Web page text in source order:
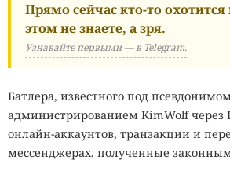
Прямо сейчас кто-то охотится
этом не знаете, а зря.
Узнавайте первыми — в Telegram.
Батлера, известного под
администрированием KimWolf через
онлайн-аккаунтов, транзакции и
мессенджерах, полученные